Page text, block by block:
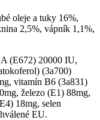
oleje a tuky 16%,
2,5%, vápník 1,1%,
(E672) 20000 IU,
(3a700)
vitamín B6 (3a831)
železo (E1) 88mg,
18mg, selen
EU.